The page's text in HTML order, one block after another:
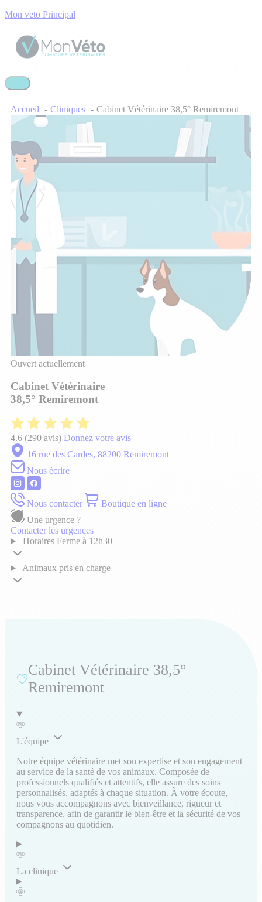
Mon veto Principal
Accueil Cliniques Cabinet Vétérinaire 38,5° Remiremont
Ouvert actuellement
Cabinet Vétérinaire
38,5° Remiremont
4.6 (290 avis) Donnez votre avis
16 rue des Cardes, 88200 Remiremont
Nous écrire
Nous contacter
Boutique en ligne
Une urgence ?
Contacter les urgences
Horaires Ferme à 12h30
Animaux pris en charge
Cabinet Vétérinaire 38,5°
Remiremont
L'équipe
Notre équipe vétérinaire met son expertise et son engagement
au service de la santé de vos animaux. Composée de
professionnels qualifiés et attentifs, elle assure des soins
personnalisés, adaptés à chaque situation. À votre écoute,
nous vous accompagnons avec bienveillance, rigueur et
transparence, afin de garantir le bien-être et la sécurité de vos
compagnons au quotidien.
La clinique